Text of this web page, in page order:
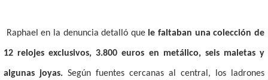
Raphael en la denuncia detalló quele faltaban una colección de
12 relojes exclusivos, 3.800 euros en metálico, seis maletas y
algunas joyas. Según fuentes cercanas al central, los ladrones